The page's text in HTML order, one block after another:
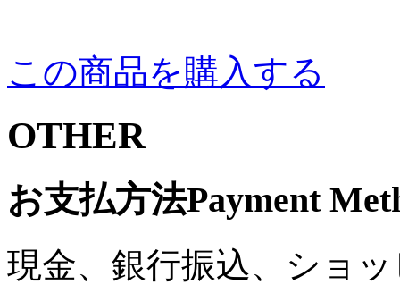
この商品を購入する
OTHER
お支払方法Payment
現金、銀行振込、ショ